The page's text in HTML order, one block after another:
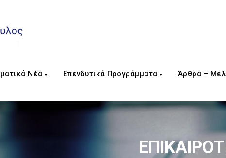
Νέα Επενδυτικά Προγράμματα Άρθρα –